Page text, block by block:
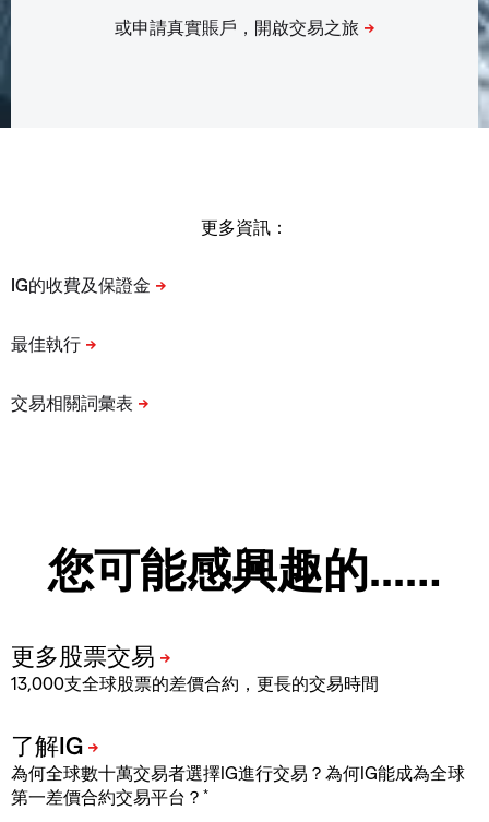
更多資訊：
您可能感興趣的...…
13,000支全球股票的差價合約，更長的交易時間
為何全球數十萬交易者選擇IG進行交易？為何IG能成為全球
第一差價合約交易平台？ *